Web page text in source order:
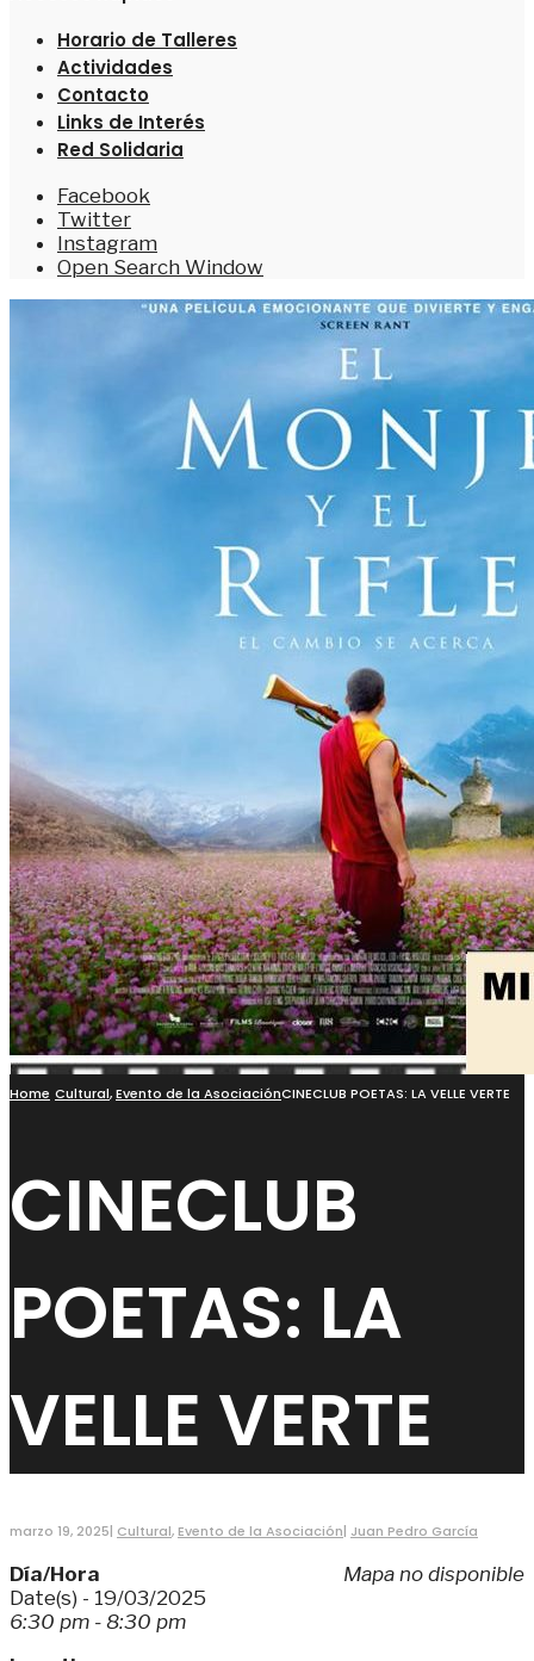
Horario de Talleres
Actividades
Contacto
Links de Interés
Red Solidaria
Facebook
Twitter
Instagram
Open Search Window
Home Cultural,Evento de la AsociaciónCINECLUB POETAS: LA VELLE VERTE
CINECLUB
POETAS: LA
VELLE VERTE
marzo 19, 2025| Cultural, Evento de la Asociación| Juan Pedro García
Mapa no disponible
Día/Hora
Date(s) - 19/03/2025
6:30 pm - 8:30 pm